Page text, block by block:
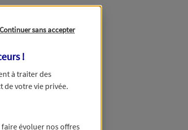
Continuer sans accepter
!
à traiter des
de votre vie privée.
évoluer nos offres